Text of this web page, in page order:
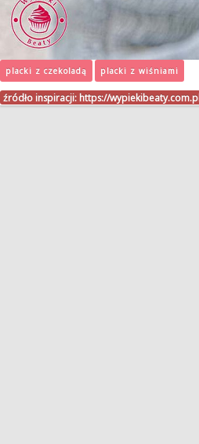
placki z czekoladą placki z wiśniami
źródło inspiracji: https://